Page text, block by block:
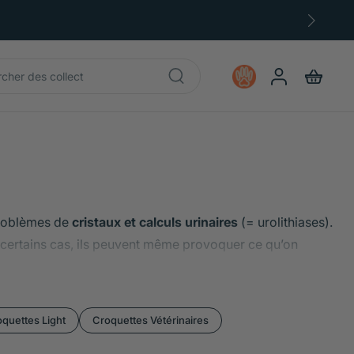
de cristaux et calculs urinaires (= urolithiases).
cas, ils peuvent même provoquer ce qu’on
régulation du pH urinaire…
Light Croquettes Vétérinaires